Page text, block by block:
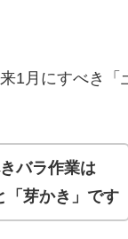
1月にすべき
バラ作業は
「芽かき」です